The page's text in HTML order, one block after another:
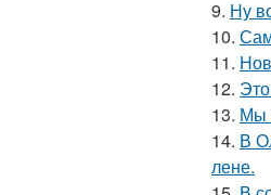
9. Ну
10.
11.
12.
13. Мы
14. В
лене.